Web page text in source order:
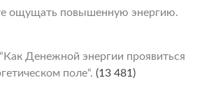
ощущать повышенную энергию.
Денежной энергии проявиться
поле“. (13 481)